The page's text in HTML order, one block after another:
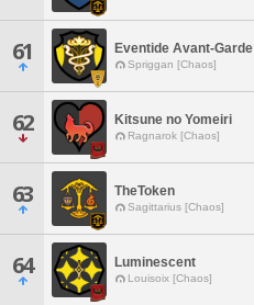
61 Eventide Avant-Garde
Spriggan [Chaos]
62 Kitsune no Yomeiri
Ragnarok [Chaos]
63 TheToken
Sagittarius [Chaos]
64 Luminescent
Louisoix [Chaos]